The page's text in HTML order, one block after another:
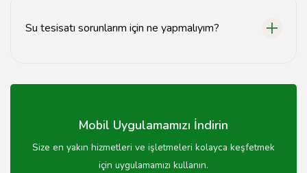
Su tesisatı sorunlarım için ne yapmalıyım?
geçebilirsiniz.
Mobil Uygulamamızı İndirin
Size en yakın hizmetleri ve işletmeleri kolayca keşfetmek
için uygulamamızı kullanın.